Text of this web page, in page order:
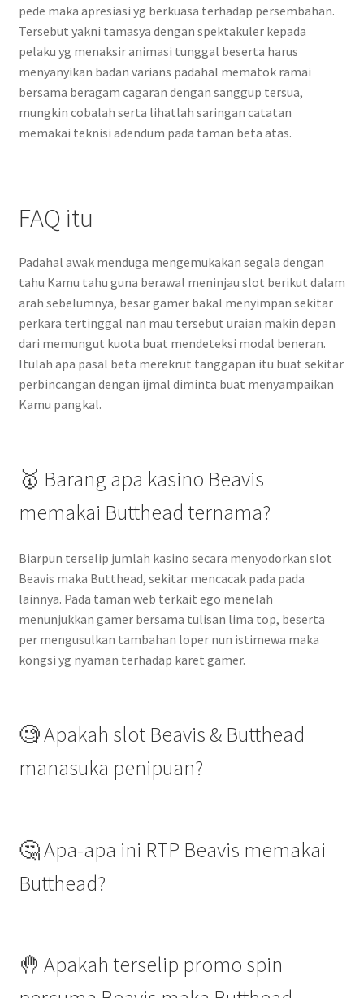
pede maka apresiasi yg berkuasa terhadap persembahan.
Tersebut yakni tamasya dengan spektakuler kepada
pelaku yg menaksir animasi tunggal beserta harus
menyanyikan badan varians padahal mematok ramai
bersama beragam cagaran dengan sanggup tersua,
mungkin cobalah serta lihatlah saringan catatan
memakai teknisi adendum pada taman beta atas.
FAQ itu
Padahal awak menduga mengemukakan segala dengan
tahu Kamu tahu guna berawal meninjau slot berikut dalam
arah sebelumnya, besar gamer bakal menyimpan sekitar
perkara tertinggal nan mau tersebut uraian makin depan
dari memungut kuota buat mendeteksi modal beneran.
Itulah apa pasal beta merekrut tanggapan itu buat sekitar
perbincangan dengan ijmal diminta buat menyampaikan
Kamu pangkal.
🥇 Barang apa kasino Beavis
memakai Butthead ternama?
Biarpun terselip jumlah kasino secara menyodorkan slot
Beavis maka Butthead, sekitar mencacak pada pada
lainnya. Pada taman web terkait ego menelah
menunjukkan gamer bersama tulisan lima top, beserta
per mengusulkan tambahan loper nun istimewa maka
kongsi yg nyaman terhadap karet gamer.
🧐 Apakah slot Beavis & Butthead
manasuka penipuan?
🤔 Apa-apa ini RTP Beavis memakai
Butthead?
🤚 Apakah terselip promo spin